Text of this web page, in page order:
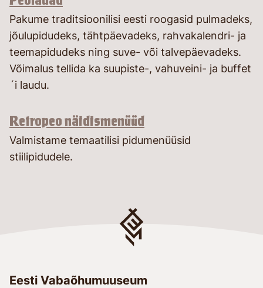
Pakume traditsioonilisi eesti roogasid pulmadeks,
jõulupidudeks, tähtpäevadeks, rahvakalendri- ja
teemapidudeks ning suve- või talvepäevadeks.
Võimalus tellida ka suupiste-, vahuveini- ja buffet
´i laudu.
Retropeo näidismenüüd
Valmistame temaatilisi pidumenüüsid
stiilipidudele.
Eesti Vabaõhumuuseum